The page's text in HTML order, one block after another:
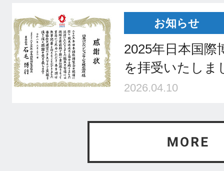
お知らせ
2025年日本国際
を拝受いたしま
2026.04.10